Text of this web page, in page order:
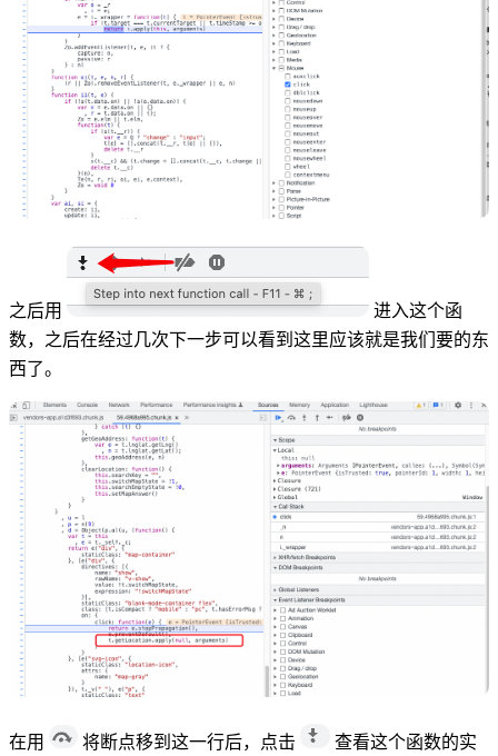
之后用
进入这个函
数，之后在经过几次下一步可以看到这里应该就是我们要的东
西了。
在用 将断点移到这一行后，点击
查看这个函数的实